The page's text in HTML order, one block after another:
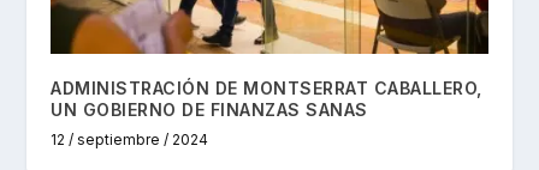
ADMINISTRACIÓN DE MONTSERRAT CABALLERO,
UN GOBIERNO DE FINANZAS SANAS
12 / septiembre / 2024